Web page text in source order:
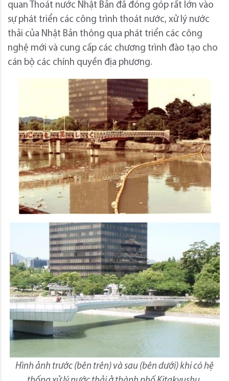
quan Thoát nước Nhật Bản đã đóng góp rất lớn vào
sự phát triển các công trình thoát nước, xử lý nước
thải của Nhật Bản thông qua phát triển các công
nghệ mới và cung cấp các chương trình đào tạo cho
cán bộ các chính quyền địa phương.
Hình ảnh trước (bên trên) và sau (bên dưới) khi có hệ